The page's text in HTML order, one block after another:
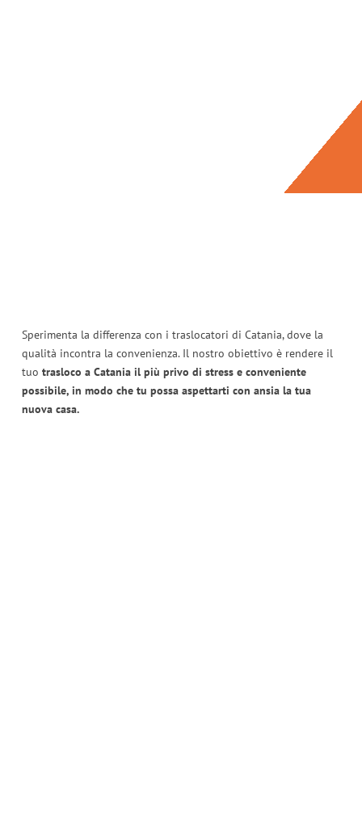
Sperimenta la differenza con i traslocatori di Catania, dove la
qualità incontra la convenienza. Il nostro obiettivo è rendere il
tuo trasloco a Catania il più privo di stress e conveniente
possibile, in modo che tu possa aspettarti con ansia la tua
nuova casa.